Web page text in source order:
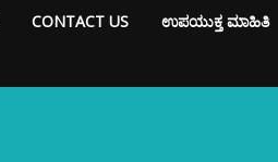
CONTACT US ಉಪಯುಕ್ತ ಮಾಹಿತಿ